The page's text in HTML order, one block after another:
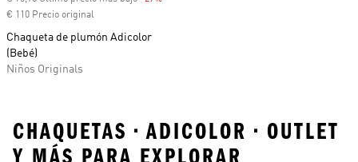
€ 110 Precio original
Chaqueta de plumón Adicolor
(Bebé)
Niños Originals
CHAQUETAS • ADICOLOR • OUTLET